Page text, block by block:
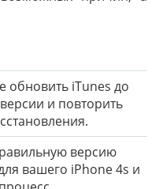
обновить iTunes до
и повторить
версию
вашего iPhone 4s и